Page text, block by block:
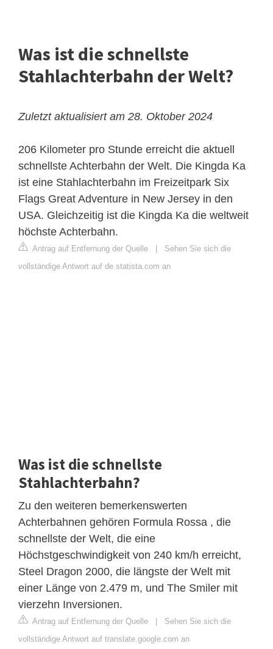
Was ist die schnellste
Stahlachterbahn der Welt?
Zuletzt aktualisiert am 28. Oktober 2024
206 Kilometer pro Stunde erreicht die aktuell
schnellste Achterbahn der Welt. Die Kingda Ka
ist eine Stahlachterbahn im Freizeitpark Six
Flags Great Adventure in New Jersey in den
USA. Gleichzeitig ist die Kingda Ka die weltweit
höchste Achterbahn.
Antrag auf Entfernung der Quelle
Sehen Sie sich die
vollständige Antwort auf de.statista.com an
Was ist die schnellste
Stahlachterbahn?
Zu den weiteren bemerkenswerten
Achterbahnen gehören Formula Rossa , die
schnellste der Welt, die eine
Höchstgeschwindigkeit von 240 km/h erreicht,
Steel Dragon 2000, die längste der Welt mit
einer Länge von 2.479 m, und The Smiler mit
vierzehn Inversionen.
Antrag auf Entfernung der Quelle
Sehen Sie sich die
vollständige Antwort auf translate.google.com an